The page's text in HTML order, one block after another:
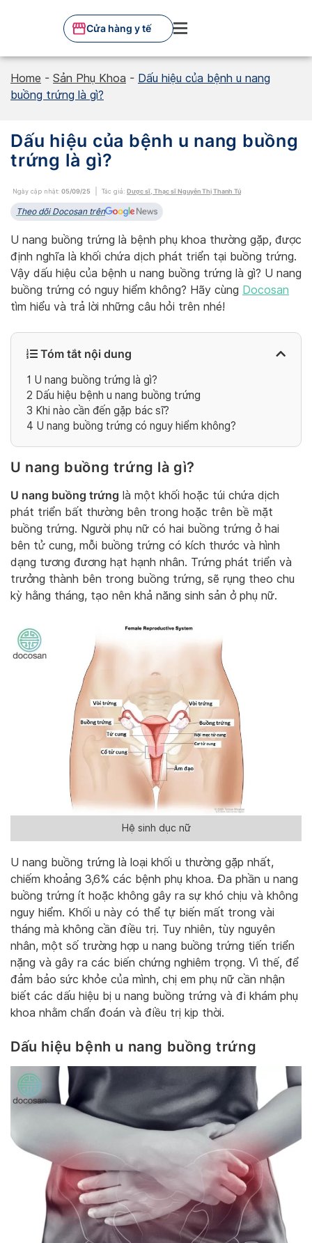
Cửa hàng y tế
Home - Sản Phụ Khoa - Dấu hiệu của bệnh u nang
buồng trứng là gì?
Dấu hiệu của bệnh u nang buồng
trứng là gì?
Ngày cập nhật: 05/09/25 Tác giả: Dược sĩ, Thạc sĩ Nguyễn Thị Thanh Tú
Theo dõi Docosan trên
U nang buồng trứng là bệnh phụ khoa thường gặp, được
định nghĩa là khối chứa dịch phát triển tại buồng trứng.
Vậy dấu hiệu của bệnh u nang buồng trứng là gì? U nang
buồng trứng có nguy hiểm không? Hãy cùng Docosan
tìm hiểu và trả lời những câu hỏi trên nhé!
Tóm tắt nội dung
1 U nang buồng trứng là gì?
2 Dấu hiệu bệnh u nang buồng trứng
3 Khi nào cần đến gặp bác sĩ?
4 U nang buồng trứng có nguy hiểm không?
U nang buồng trứng là gì?
U nang buồng trứng là một khối hoặc túi chứa dịch
phát triển bất thường bên trong hoặc trên bề mặt
buồng trứng. Người phụ nữ có hai buồng trứng ở hai
bên tử cung, mỗi buồng trứng có kích thước và hình
dạng tương đương hạt hạnh nhân. Trứng phát triển và
trưởng thành bên trong buồng trứng, sẽ rụng theo chu
kỳ hằng tháng, tạo nên khả năng sinh sản ở phụ nữ.
Hệ sinh dục nữ
U nang buồng trứng là loại khối u thường gặp nhất,
chiếm khoảng 3,6% các bệnh phụ khoa. Đa phần u nang
buồng trứng ít hoặc không gây ra sự khó chịu và không
nguy hiểm. Khối u này có thể tự biến mất trong vài
tháng mà không cần điều trị. Tuy nhiên, tùy nguyên
nhân, một số trường hợp u nang buồng trứng tiến triển
nặng và gây ra các biến chứng nghiêm trọng. Vì thế, để
đảm bảo sức khỏe của mình, chị em phụ nữ cần nhận
biết các dấu hiệu bị u nang buồng trứng và đi khám phụ
khoa nhằm chẩn đoán và điều trị kịp thời.
Dấu hiệu bệnh u nang buồng trứng